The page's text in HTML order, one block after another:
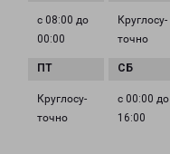
с 08:00 до
00:00
Круглосу­
точно
Круглосу­
точно
с 00:00 до
16:00